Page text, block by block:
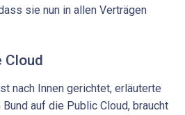
sie nun in allen Verträgen
Cloud
nach Innen gerichtet, erläuterte
Bund auf die Public Cloud, braucht